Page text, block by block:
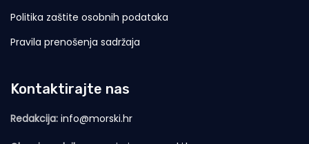
Politika zaštite osobnih podataka
Pravila prenošenja sadržaja
Kontaktirajte nas
Redakcija: info@morski.hr